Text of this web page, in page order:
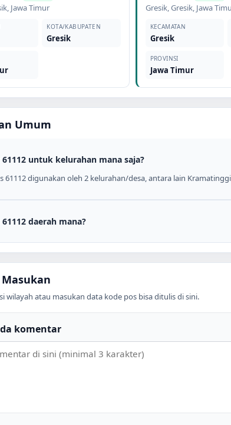
, Jawa Timur
KOTA/KABUPATEN
Gresik
Gresik,Gresik, Jawa
KECAMATAN
Gresik
PROVINSI
Jawa Timur
Umum
61112 untuk kelurahan mana saja?
61112 digunakan oleh 2 kelurahan/desa, antara lain
daerah mana?
wilayah atau masukan data kode pos bisa ditulis di sini.
komentar